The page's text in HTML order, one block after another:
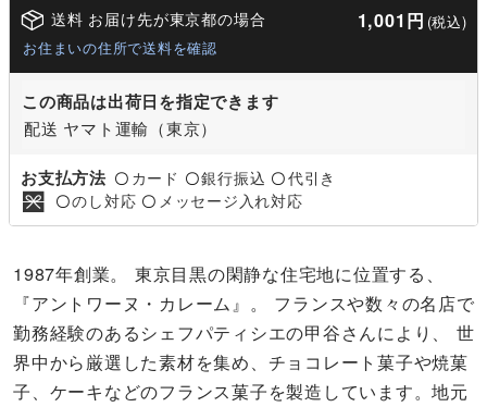
送料 お届け先が東京都の場合 1,001円 (税込)
お住まいの住所で送料を確認
この商品は出荷日を指定できます
配送 ヤマト運輸（東京）
お支払方法 〇 カード 〇銀行振込 〇代引き
〇のし対応 〇 メッセージ入れ対応
1987年創業。 東京目黒の閑静な住宅地に位置する、
『アントワーヌ・カレーム』。 フランスや数々の名店で
勤務経験のあるシェフパティシエの甲谷さんにより、 世
界中から厳選した素材を集め、チョコレート菓子や焼菓
子、ケーキなどのフランス菓子を製造しています。地元